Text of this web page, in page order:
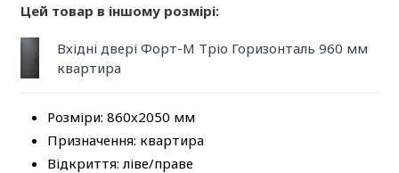
Цей товар в іншому розмірі:
Вхідні двері Форт-М Тріо Горизонталь 960 мм
квартира
Розміри: 860х2050 мм
Призначення: квартира
Відкриття: ліве/праве